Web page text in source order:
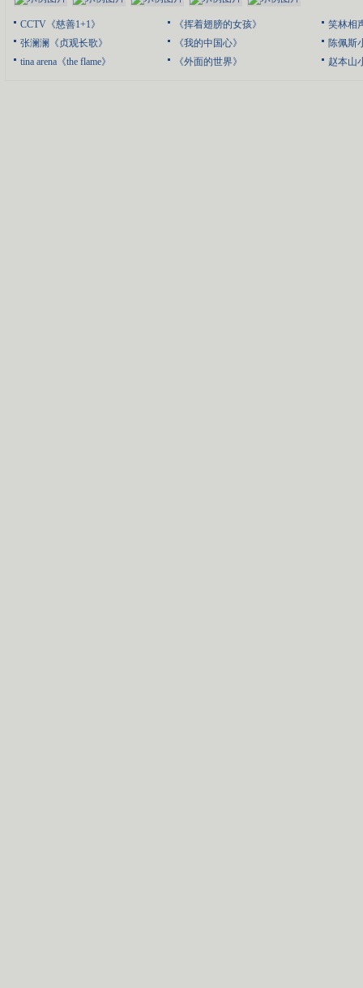
CCTV《慈善1+1》
张澜澜《贞观长歌》
tina arena《the flame》
《挥着翅膀的女孩》
《我的中国心》
《外面的世界》
笑林相
陈佩斯
赵本山